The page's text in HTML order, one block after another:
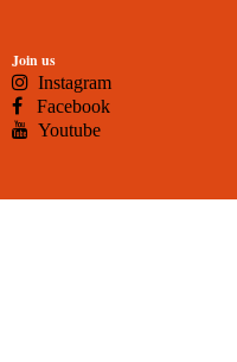
Join us
Instagram
Facebook
Youtube